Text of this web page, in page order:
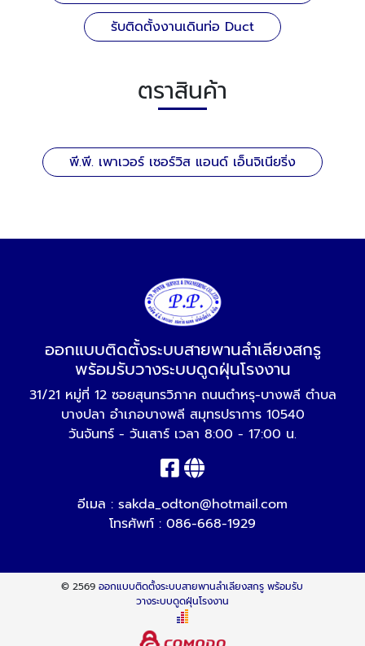
รับติดตั้งงานเดินท่อ Duct
ตราสินค้า
พี.พี. เพาเวอร์ เซอร์วิส แอนด์ เอ็นจิเนียริ่ง
ออกแบบติดตั้งระบบสายพานลำเลียงสกรู
พร้อมรับวางระบบดูดฝุ่นโรงงาน
31/21 หมู่ที่ 12 ซอยสุนทรวิภาค ถนนตำหรุ-บางพลี ตำบล
บางปลา อำเภอบางพลี สมุทรปราการ 10540
วันจันทร์ - วันเสาร์ เวลา 8:00 - 17:00 น.
อีเมล : sakda_odton@hotmail.com
โทรศัพท์ : 086-668-1929
© 2569ออกแบบติดตั้งระบบสายพานลำเลียงสกรู พร้อมรับ
วางระบบดูดฝุ่นโรงงาน